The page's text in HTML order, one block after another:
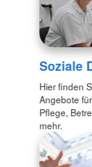
Soziale
Hier finden
Angebote
Pflege,
mehr.